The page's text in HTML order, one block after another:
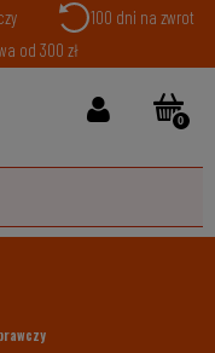
100 dni na zwrot
od 300 zł